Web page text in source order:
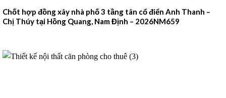
Chốt hợp đồng xây nhà phố 3 tầng tân cổ điển Anh Thanh –
Chị Thúy tại Hồng Quang, Nam Định – 2026NM659